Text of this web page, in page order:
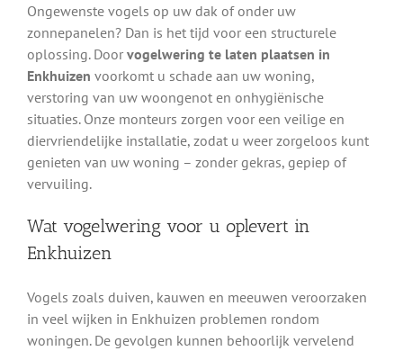
Ongewenste vogels op uw dak of onder uw
zonnepanelen? Dan is het tijd voor een structurele
oplossing. Door vogelwering te laten plaatsen in
Enkhuizen voorkomt u schade aan uw woning,
verstoring van uw woongenot en onhygiënische
situaties. Onze monteurs zorgen voor een veilige en
diervriendelijke installatie, zodat u weer zorgeloos kunt
genieten van uw woning – zonder gekras, gepiep of
vervuiling.
Wat vogelwering voor u oplevert in
Enkhuizen
Vogels zoals duiven, kauwen en meeuwen veroorzaken
in veel wijken in Enkhuizen problemen rondom
woningen. De gevolgen kunnen behoorlijk vervelend